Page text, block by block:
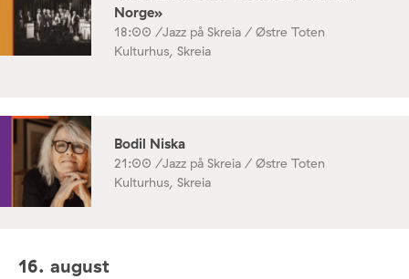
Norge»
18:00 /Jazz på Skreia / Østre Toten
Kulturhus, Skreia
Bodil Niska
21:00 /Jazz på Skreia / Østre Toten
Kulturhus, Skreia
16. august